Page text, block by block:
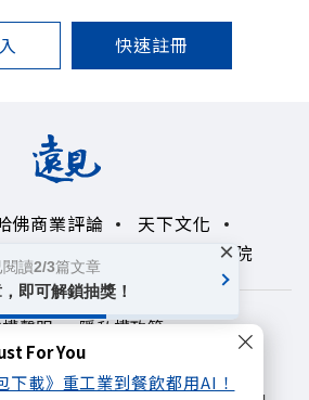
For You
下載》重工業到餐飲都用AI！
快速註冊
佛商業評論
天下文化
50+ 領導影響力學院
聲明
隱私權政策
1999~2026
讀2/3篇文章
即可解鎖抽獎！
×